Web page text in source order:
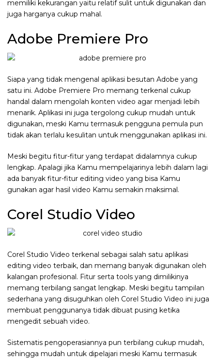
memiliki kekurangan yaitu relatif sulit untuk digunakan dan
juga harganya cukup mahal.
Adobe Premiere Pro
Siapa yang tidak mengenal aplikasi besutan Adobe yang
satu ini. Adobe Premiere Pro memang terkenal cukup
handal dalam mengolah konten video agar menjadi lebih
menarik. Aplikasi ini juga tergolong cukup mudah untuk
digunakan, meski Kamu termasuk pengguna pemula pun
tidak akan terlalu kesulitan untuk menggunakan aplikasi ini.
Meski begitu fitur-fitur yang terdapat didalamnya cukup
lengkap. Apalagi jika Kamu mempelajarinya lebih dalam lagi
ada banyak fitur-fitur editing video yang bisa Kamu
gunakan agar hasil video Kamu semakin maksimal.
Corel Studio Video
Corel Studio Video terkenal sebagai salah satu aplikasi
editing video terbaik, dan memang banyak digunakan oleh
kalangan profesional. Fitur serta tools yang dimilikinya
memang terbilang sangat lengkap. Meski begitu tampilan
sederhana yang disuguhkan oleh Corel Studio Video ini juga
membuat penggunanya tidak dibuat pusing ketika
mengedit sebuah video.
Sistematis pengoperasiannya pun terbilang cukup mudah,
sehingga mudah untuk dipelajari meski Kamu termasuk